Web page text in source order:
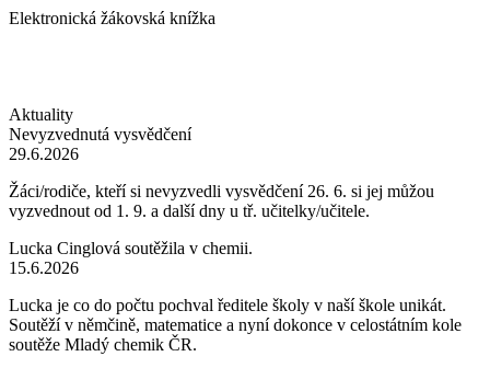
Elektronická žákovská knížka
Aktuality
Nevyzvednutá vysvědčení
29.6.2026
Žáci/rodiče, kteří si nevyzvedli vysvědčení 26. 6. si jej můžou
vyzvednout od 1. 9. a další dny u tř. učitelky/učitele.
Lucka Cinglová soutěžila v chemii.
15.6.2026
Lucka je co do počtu pochval ředitele školy v naší škole unikát.
Soutěží v němčině, matematice a nyní dokonce v celostátním kole
soutěže Mladý chemik ČR.